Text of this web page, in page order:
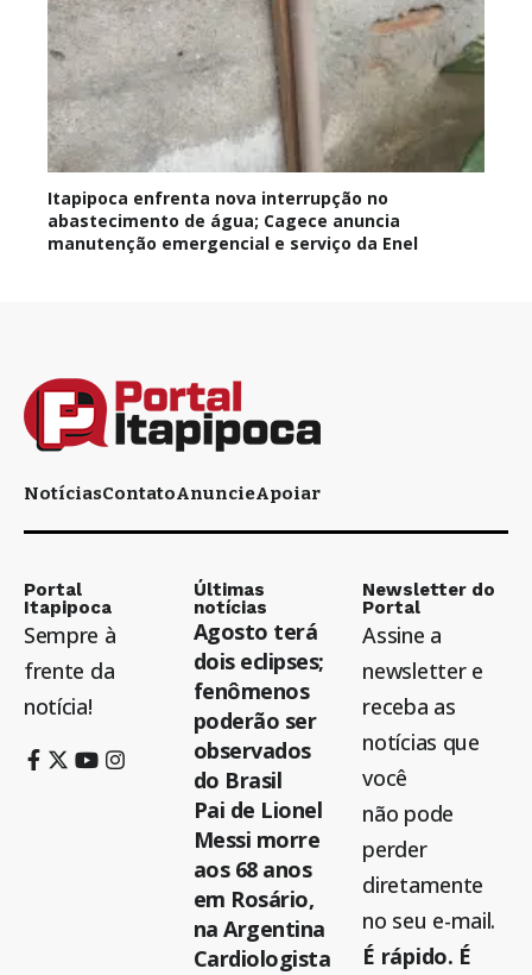
Itapipoca enfrenta nova interrupção no
abastecimento de água; Cagece anuncia
manutenção emergencial e serviço da Enel
NotíciasContatoAnuncieApoiar
Portal
Itapipoca
Sempre à
frente da
notícia!
Últimas
notícias
Agosto terá
dois eclipses;
fenômenos
poderão ser
observados
do Brasil
Pai de Lionel
Messi morre
aos 68 anos
em Rosário,
na Argentina
Cardiologista
Newsletter do
Portal
Assine a
newsletter e
receba as
notícias que
você
não pode
perder
diretamente
no seu e-mail.
É rápido. É